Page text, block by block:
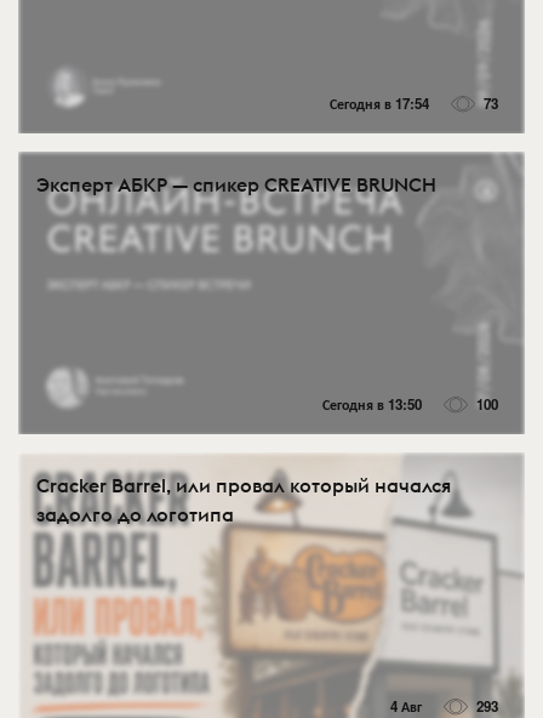
Сегодня в 17:54 73
Эксперт АБКР — спикер CREATIVE BRUNCH
Сегодня в 13:50 100
Cracker Barrel, или провал который начался
задолго до логотипа
4 Авг 293